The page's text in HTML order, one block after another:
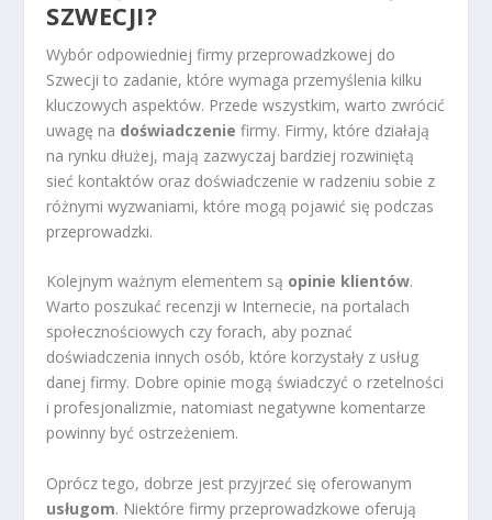
SZWECJI?
Wybór odpowiedniej firmy przeprowadzkowej do
Szwecji to zadanie, które wymaga przemyślenia kilku
kluczowych aspektów. Przede wszystkim, warto zwrócić
uwagę na doświadczenie firmy. Firmy, które działają
na rynku dłużej, mają zazwyczaj bardziej rozwiniętą
sieć kontaktów oraz doświadczenie w radzeniu sobie z
różnymi wyzwaniami, które mogą pojawić się podczas
przeprowadzki.
Kolejnym ważnym elementem są opinie klientów.
Warto poszukać recenzji w Internecie, na portalach
społecznościowych czy forach, aby poznać
doświadczenia innych osób, które korzystały z usług
danej firmy. Dobre opinie mogą świadczyć o rzetelności
i profesjonalizmie, natomiast negatywne komentarze
powinny być ostrzeżeniem.
Oprócz tego, dobrze jest przyjrzeć się oferowanym
usługom. Niektóre firmy przeprowadzkowe oferują